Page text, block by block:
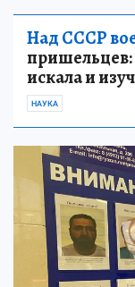
Над СССР
пришельцев:
искала и
НАУКА